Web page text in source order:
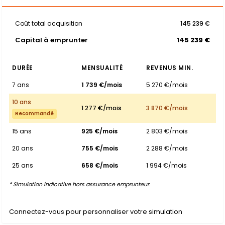
Coût total acquisition 145 239 €
Capital à emprunter 145 239 €
DURÉE MENSUALITÉ
REVENUS MIN.
7 ans
1 739 €/mois
5 270 €/mois
10 ans
Recommandé
1 277 €/mois 3 870 €/mois
15 ans 925 €/mois
2 803 €/mois
20 ans
755 €/mois
2 288 €/mois
25 ans
658 €/mois 1 994 €/mois
* Simulation indicative hors assurance emprunteur.
Connectez-vous pour personnaliser votre simulation